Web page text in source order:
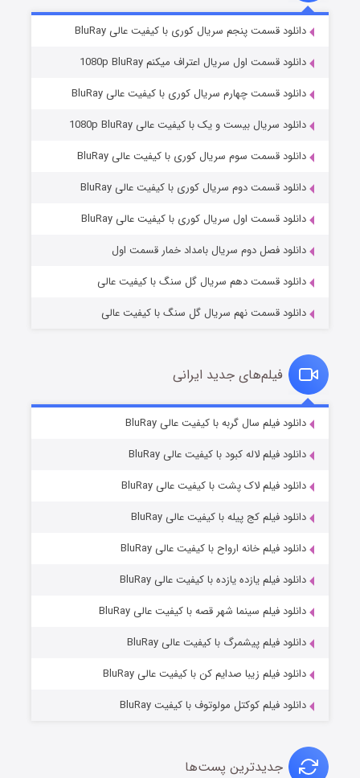
قسمت۵ (زیرنویس) منتشر شد
وستی ها
قسمت۱ (زیرنویس) منتشر شد
قسمت۶ (زیرنویس) منتشر شد
دانلود قسمت پنجم سریال کوری با کیفیت عالی BluRay
دانلود قسمت اول سریال اعتراف میکنم 1080p BluRay
دانلود قسمت چهارم سریال کوری با کیفیت عالی BluRay
دانلود سریال بیست و یک با کیفیت عالی 1080p BluRay
دانلود قسمت سوم سریال کوری با کیفیت عالی BluRay
دانلود قسمت دوم سریال کوری با کیفیت عالی BluRay
دانلود قسمت اول سریال کوری با کیفیت عالی BluRay
دانلود فصل دوم سریال بامداد خمار قسمت اول
دانلود قسمت دهم سریال گل سنگ با کیفیت عالی
دانلود قسمت نهم سریال گل سنگ با کیفیت عالی
فیلم‌های جدید ایرانی
دانلود فیلم سال گربه با کیفیت عالی BluRay
دانلود فیلم لاله کبود با کیفیت عالی BluRay
دانلود فیلم لاک پشت با کیفیت عالی BluRay
دانلود فیلم کج‌ پیله با کیفیت عالی BluRay
دانلود فیلم خانه ارواح با کیفیت عالی BluRay
دانلود فیلم یازده یازده با کیفیت عالی BluRay
دانلود فیلم سینما شهر قصه با کیفیت عالی BluRay
دانلود فیلم پیشمرگ با کیفیت عالی BluRay
دانلود فیلم زیبا صدایم کن با کیفیت عالی BluRay
دانلود فیلم کوکتل مولوتوف با کیفیت BluRay
جدیدترین پست‌ها